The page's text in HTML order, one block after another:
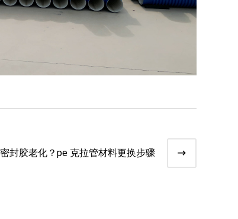
密封胶老化？pe 克拉管材料更换步骤​